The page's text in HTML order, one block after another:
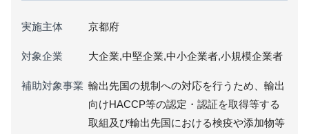
実施主体 京都府
対象企業 大企業,中堅企業,中小企業者,小規模企業者
補助対象事業 輸出先国の規制への対応を行うため、輸出
向けHACCP等の認定・認証を取得等する
取組及び輸出先国における検疫や添加物等